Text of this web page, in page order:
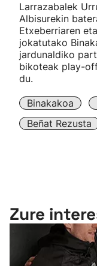
"Helmuga"
Larrazabalek
Albisurekin
Etxeberriaren
jokatutako
jardunaldiko
bikoteak play-
du.
Binakakoa
Beñat Rezusta
Zure